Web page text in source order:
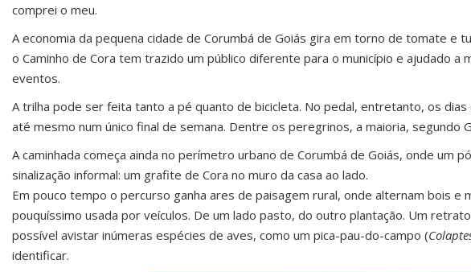
comprei o meu.
A economia da pequena cidade de Corumbá de Goiás gira em torno de tomate e
o Caminho de Cora tem trazido um público diferente para o município e ajudado
eventos.
A trilha pode ser feita tanto a pé quanto de bicicleta. No pedal, entretanto, os
até mesmo num único final de semana. Dentre os peregrinos, a maioria, segundo
A caminhada começa ainda no perímetro urbano de Corumbá de Goiás, onde um
sinalização informal: um grafite de Cora no muro da casa ao lado.
Em pouco tempo o percurso ganha ares de paisagem rural, onde alternam bois
pouquíssimo usada por veículos. De um lado pasto, do outro plantação. Um
possível avistar inúmeras espécies de aves, como um pica-pau-do-campo (
identificar.